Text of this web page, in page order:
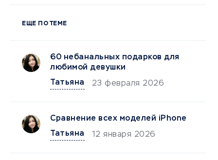
ЕЩЕ ПО ТЕМЕ
60 небанальных подарков для
любимой девушки
Татьяна
23 февраля 2026
Сравнение всех моделей iPhone
Татьяна
12 января 2026